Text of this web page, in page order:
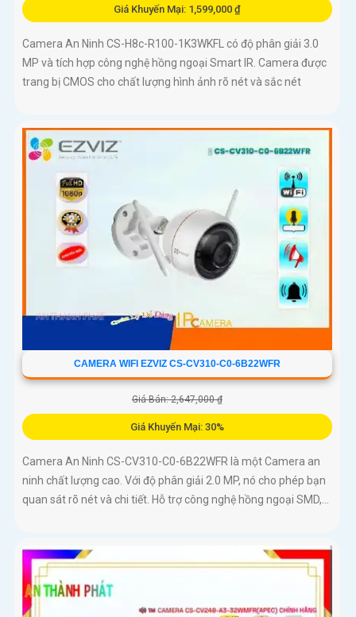
Giá Khuyến Mại: 1,599,000 ₫
Camera An Ninh CS-H8c-R100-1K3WKFL có độ phân giải 3.0
MP và tích hợp công nghệ hồng ngoại Smart IR. Camera được
trang bị CMOS cho chất lượng hình ảnh rõ nét và sắc nét
CAMERA WIFI EZVIZ CS-CV310-C0-6B22WFR
Giá Bán: 2,647,000 ₫
Giá Khuyến Mại: 30%
Camera An Ninh CS-CV310-C0-6B22WFR là một Camera an
ninh chất lượng cao. Với độ phân giải 2.0 MP, nó cho phép bạn
quan sát rõ nét và chi tiết. Hỗ trợ công nghệ hồng ngoại SMD,...